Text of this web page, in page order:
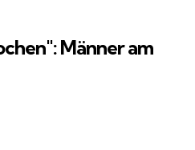
Männer am